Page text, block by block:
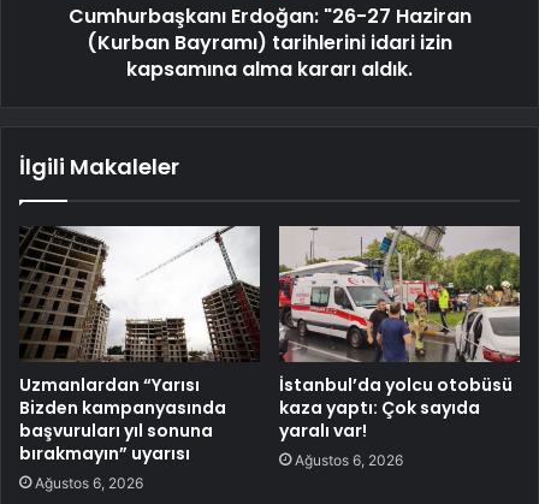
Cumhurbaşkanı Erdoğan: "26-27 Haziran
(Kurban Bayramı) tarihlerini idari izin
kapsamına alma kararı aldık.
İlgili Makaleler
Uzmanlardan “Yarısı
Bizden kampanyasında
başvuruları yıl sonuna
bırakmayın” uyarısı
Ağustos 6, 2026
İstanbul’da yolcu otobüsü
kaza yaptı: Çok sayıda
yaralı var!
Ağustos 6, 2026